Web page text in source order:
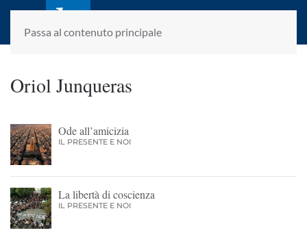
Passa al contenuto principale
laletteraturaenoi.it
fondato da Romano Luperini
Oriol Junqueras
Ode all’amicizia
IL PRESENTE E NOI
La libertà di coscienza
IL PRESENTE E NOI